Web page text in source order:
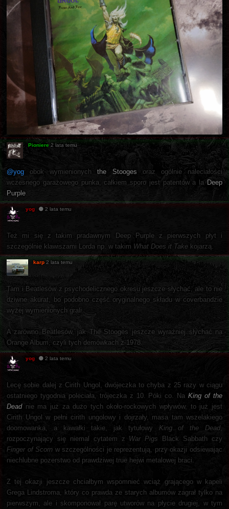
Pioniere 2 lata temu
@yog obok wymienionychthe Stooges oraz ogólnie naleciałości
wczesnego garażowego punka, całkiem sporo jest patentów a la Deep
Purple
yog 2 lata temu
Też mi się z takim pradawnym Deep Purple z pierwszych płyt i
szczególnie klawiszami Lorda np. w takim What Does it Take kojarzą.
karp 2 lata temu
Tam i Beatlesów z psychodelicznego okresu jeszcze słychać, ale to nie
dziwne akurat, bo podobno część oryginalnego składu w coverbandzie
wyżej wymienionych grali.
A zarówno Beatlesów, jak The Stooges jeszcze wyraźniej słychać na
Orange Album, czyli tych demówkach z 1978.
yog 2 lata temu
Lecę sobie dalej z Cirith Ungol, dwójeczka to chyba z 25 razy w ciągu
ostatniego tygodnia poleciała, trójeczka z 10. Póki co. NaKing of the
Deadnie ma już za dużo tych około-rockowych wpływów, to już jest
Cirith Ungol w pełni cirith ungolowy i dojrzały, masa tam wszelakiego
doomowanka, a kawałki takie, jak tytułowy King of the Dead,
rozpoczynający się niemal cytatem z War Pigs Black Sabbath czy
Finger of Scorn w szczególności je reprezentują, przy okazji odsiewając
niechlubne pozerstwo od prawdziwej true hejwi metalowej braci.
Z tej okazji jeszcze chciałbym wspomnieć wciąż grającego w kapeli
Grega Lindstroma, który co prawda ze starych albumów zagrał tylko na
pierwszym, ale i skomponował parę utworów na płycie drugiej, w tym